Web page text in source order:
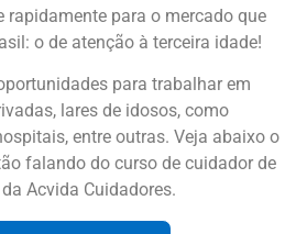
rapidamente para o mercado que
o de atenção à terceira idade!
para trabalhar em
lares de idosos, como
entre outras. Veja abaixo o
falando do curso de cuidador de
Acvida Cuidadores.